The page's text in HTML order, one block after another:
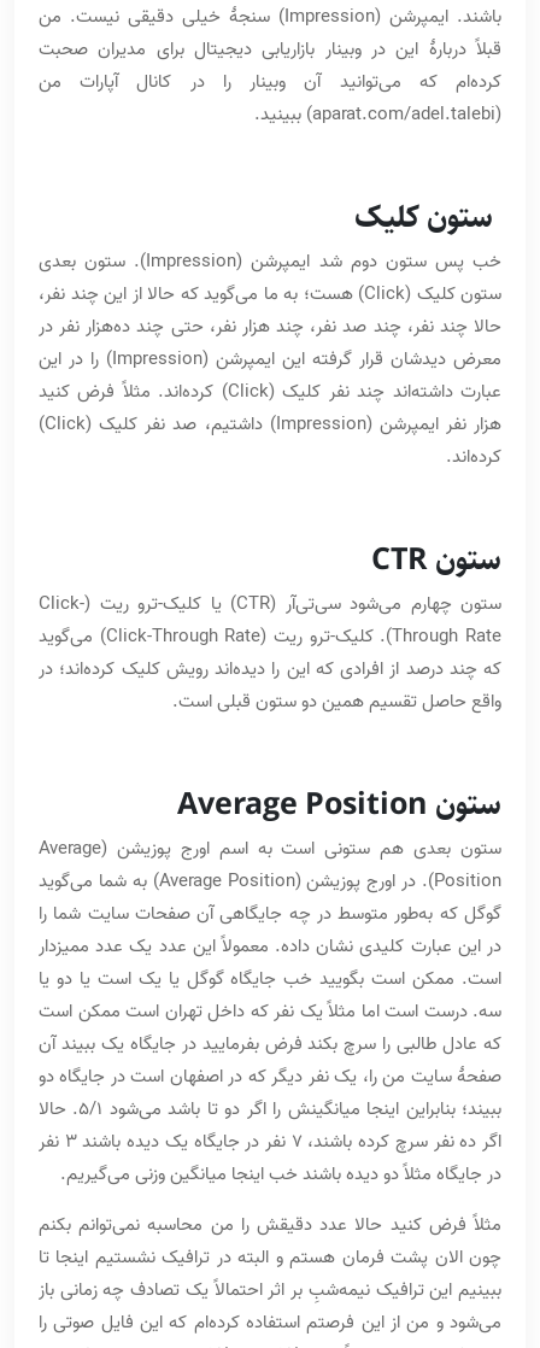
باشند. ایمپرشن (Impression) سنجۀ خیلی دقیقی نیست. من
قبلاً دربارۀ این در وبینار بازاریابی دیجیتال برای مدیران صحبت
کرده‌ام که می‌توانید آن وبینار را در کانال آپارات من
(aparat.com/adel.talebi) ببینید.
ستون کلیک
خب پس ستون دوم شد ایمپرشن (Impression). ستون بعدی
ستون کلیک (Click) هست؛ به ما می‌گوید که حالا از این چند نفر،
حالا چند نفر، چند صد نفر، چند هزار نفر، حتی چند ده‌هزار نفر در
معرض دیدشان قرار گرفته این ایمپرشن (Impression) را در این
عبارت داشته‌اند چند نفر کلیک (Click) کرده‌اند. مثلاً فرض کنید
هزار نفر ایمپرشن (Impression) داشتیم، صد نفر کلیک (Click)
کرده‌اند.
ستون CTR
ستون چهارم می‌شود سی‌تی‌آر (CTR) یا کلیک-ترو ریت (Click-
Through Rate). کلیک-ترو ریت (Click-Through Rate) می‌گوید
که چند درصد از افرادی که این را دیده‌اند رویش کلیک کرده‌اند؛ در
واقع حاصل تقسیم همین دو ستون قبلی است.
ستون Average Position
ستون بعدی هم ستونی است به اسم اورج پوزیشن (Average
Position). در اورج پوزیشن (Average Position) به شما می‌گوید
گوگل که به‌طور متوسط در چه جایگاهی آن صفحات سایت شما را
در این عبارت کلیدی نشان داده. معمولاً این عدد یک عدد ممیزدار
است. ممکن است بگویید خب جایگاه گوگل یا یک است یا دو یا
سه. درست است اما مثلاً یک نفر که داخل تهران است ممکن است
که عادل طالبی را سرچ بکند فرض بفرمایید در جایگاه یک ببیند آن
صفحۀ سایت من را، یک نفر دیگر که در اصفهان است در جایگاه دو
ببیند؛ بنابراین اینجا میانگینش را اگر دو تا باشد می‌شود 5/1. حالا
اگر ده نفر سرچ کرده باشند، 7 نفر در جایگاه یک دیده باشند 3 نفر
در جایگاه مثلاً دو دیده باشند خب اینجا میانگین وزنی می‌گیریم.
مثلاً فرض کنید حالا عدد دقیقش را من محاسبه نمی‌توانم بکنم
چون الان پشت فرمان هستم و البته در ترافیک نشستیم اینجا تا
ببینیم این ترافیک نیمه‌شبِ بر اثر احتمالاً یک تصادف چه زمانی باز
می‌شود و من از این فرصتم استفاده کرده‌ام که این فایل صوتی را